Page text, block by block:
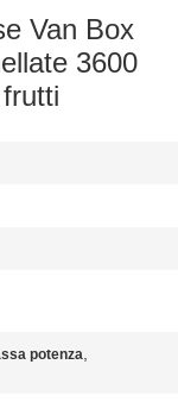
Van Box
3600
potenza,